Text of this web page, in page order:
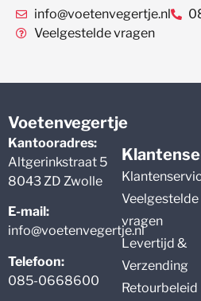
info@voetenvegertje.nl
Veelgestelde vragen
Voetenvegertje
Kantooradres:
Altgerinkstraat 5
8043 ZD Zwolle
E-mail:
info@voetenvegertje.nl
Telefoon:
085-0668600
Veelgestelde
vragen
Levertijd &
Verzending
Retourbeleid